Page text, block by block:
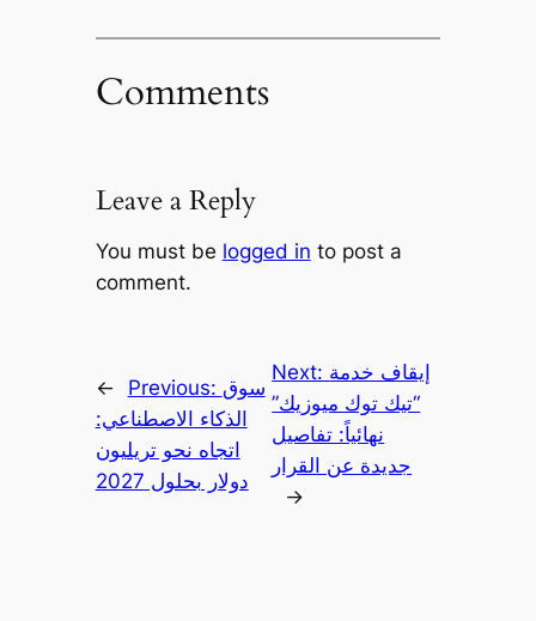
Comments
Leave a Reply
You must be logged in to post a
comment.
← Previous: سوق
الذكاء الاصطناعي:
اتجاه نحو تريليون
دولار بحلول 2027
Next: إيقاف خدمة
“تيك توك ميوزيك”
نهائياً: تفاصيل
جديدة عن القرار
→